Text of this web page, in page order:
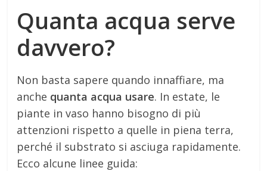
Quanta acqua serve
davvero?
Non basta sapere quando innaffiare, ma
anche quanta acqua usare. In estate, le
piante in vaso hanno bisogno di più
attenzioni rispetto a quelle in piena terra,
perché il substrato si asciuga rapidamente.
Ecco alcune linee guida: